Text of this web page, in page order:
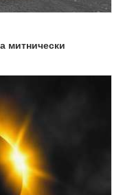
митнически